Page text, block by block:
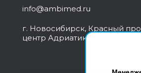
info@ambimed.ru
г. Новосибирск, Красный
центр Адриатика